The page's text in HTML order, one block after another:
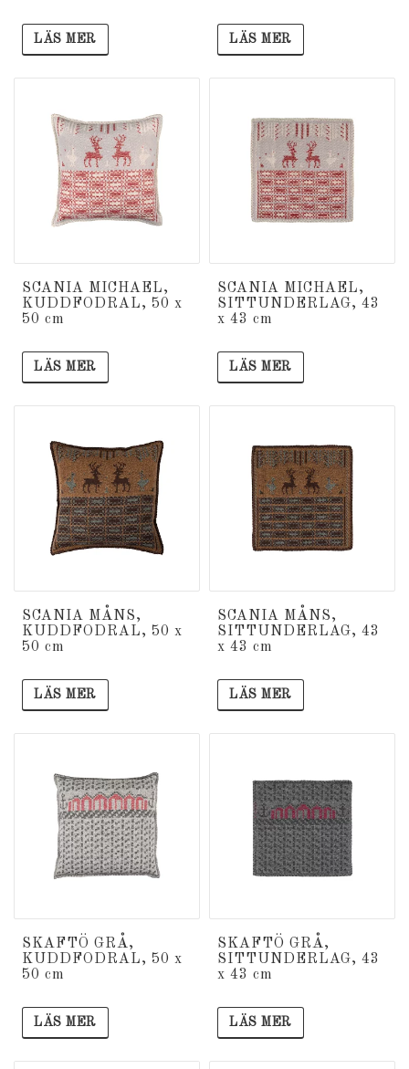
LÄS MER LÄS MER
SCANIA MICHAEL,
KUDDFODRAL, 50 x
50 cm
LÄS MER
SCANIA MICHAEL,
SITTUNDERLAG, 43
x 43 cm
LÄS MER
SCANIA MÅNS,
KUDDFODRAL, 50 x
50 cm
LÄS MER
SCANIA MÅNS,
SITTUNDERLAG, 43
x 43 cm
LÄS MER
SKAFTÖ GRÅ,
KUDDFODRAL, 50 x
50 cm
LÄS MER
SKAFTÖ GRÅ,
SITTUNDERLAG, 43
x 43 cm
LÄS MER